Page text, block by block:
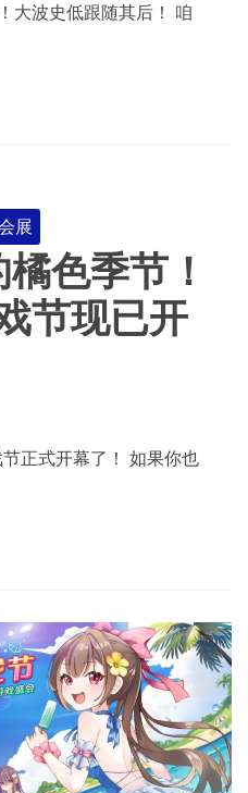
大波史低跟随其后！ 咱
展
色季节！
节现已开
正式开幕了！ 如果你也